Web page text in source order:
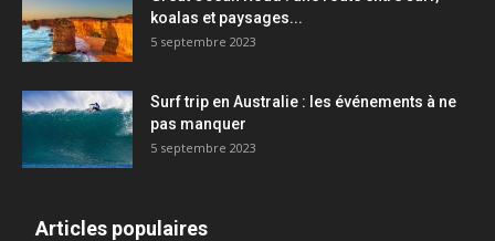
koalas et paysages...
5 septembre 2023
Surf trip en Australie : les événements à ne
pas manquer
5 septembre 2023
Articles populaires